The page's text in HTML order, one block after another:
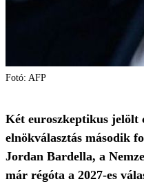
Fotó: AFP
Két euroszkeptikus jelölt
elnökválasztás második
Jordan Bardella, a
már régóta a 2027-es